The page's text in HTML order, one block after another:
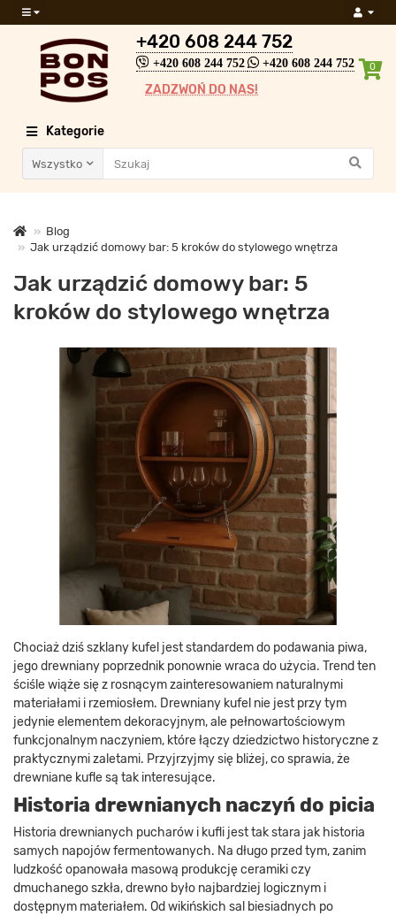
+420 608 244 752
+420 608 244 752 +420 608 244 752
ZADZWOŃ DO NAS!
0
Kategorie
Wszystko
Blog
Jak urządzić domowy bar: 5 kroków do stylowego wnętrza
Jak urządzić domowy bar: 5
kroków do stylowego wnętrza
Chociaż dziś szklany kufel jest standardem do podawania piwa,
jego drewniany poprzednik ponownie wraca do użycia. Trend ten
ściśle wiąże się z rosnącym zainteresowaniem naturalnymi
materiałami i rzemiosłem. Drewniany kufel nie jest przy tym
jedynie elementem dekoracyjnym, ale pełnowartościowym
funkcjonalnym naczyniem, które łączy dziedzictwo historyczne z
praktycznymi zaletami. Przyjrzyjmy się bliżej, co sprawia, że
drewniane kufle są tak interesujące.
Historia drewnianych naczyń do picia
Historia drewnianych pucharów i kufli jest tak stara jak historia
samych napojów fermentowanych. Na długo przed tym, zanim
ludzkość opanowała masową produkcję ceramiki czy
dmuchanego szkła, drewno było najbardziej logicznym i
dostępnym materiałem. Od wikińskich sal biesiadnych po